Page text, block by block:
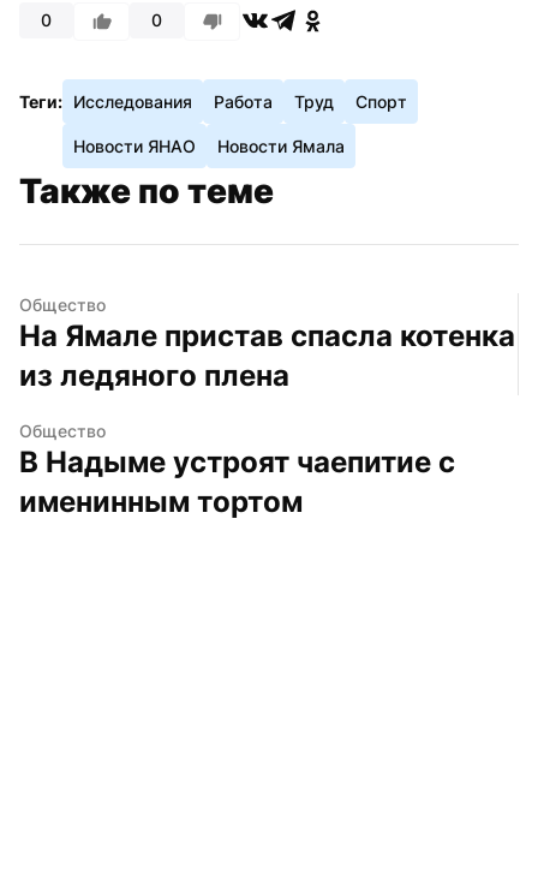
0 0
Теги: Исследования Работа Труд Спорт
Новости ЯНАО Новости Ямала
Также по теме
Общество
На Ямале пристав спасла котенка
из ледяного плена
Общество
В Надыме устроят чаепитие с
именинным тортом